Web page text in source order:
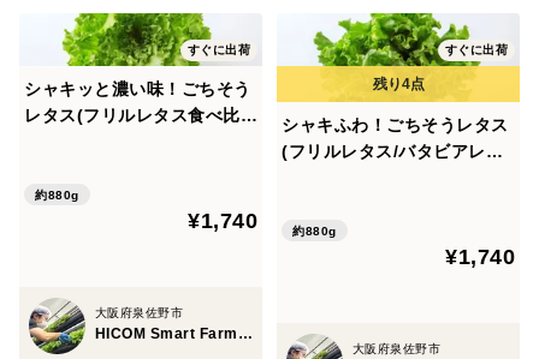
すぐに出荷
シャキッと濃い味！ごちそう
レタス(フリルレタス食べ比
約880g
¥1,740
大阪府泉佐野市
HICOM Smart Farm 泉佐野ファクトリー
すぐに出荷
シャキふわ！ごちそうレタス
(フリルレタス/バタビアレタ
約880g
¥1,740
大阪府泉佐野市